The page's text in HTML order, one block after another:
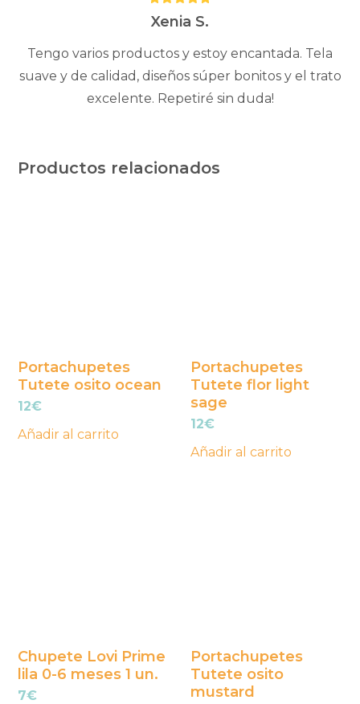
5Xenia S.
Tengo varios productos y estoy encantada. Tela
suave y de calidad, diseños súper bonitos y el trato
excelente. Repetiré sin duda!
Productos relacionados
Portachupetes
Tutete osito ocean
12€
Añadir al carrito
Portachupetes
Tutete flor light
sage
12€
Añadir al carrito
Chupete Lovi Prime
lila 0-6 meses 1 un.
7€
Portachupetes
Tutete osito
mustard